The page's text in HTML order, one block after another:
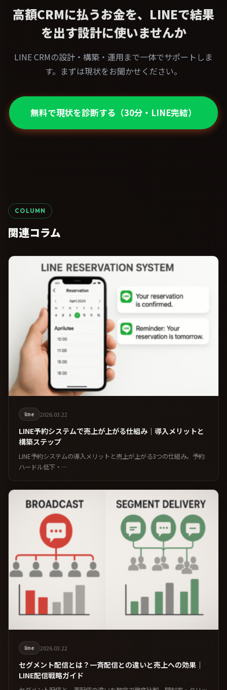
高額CRMに払うお金を、LINEで結果
を出す設計に使いませんか
LINE CRMの設計・構築・運用まで一体でサポートしま
す。まずは現状をお聞かせください。
無料で現状を診断する（30分・LINE完結）
COLUMN
関連コラム
line 2026.03.22
LINE予約システムで売上が上がる仕組み｜導入メリットと
構築ステップ
LINE予約システムの導入メリットと売上が上がる3つの仕組み。予約
ハードル低下・…
line 2026.03.22
セグメント配信とは？一斉配信との違いと売上への効果｜
LINE配信戦略ガイド